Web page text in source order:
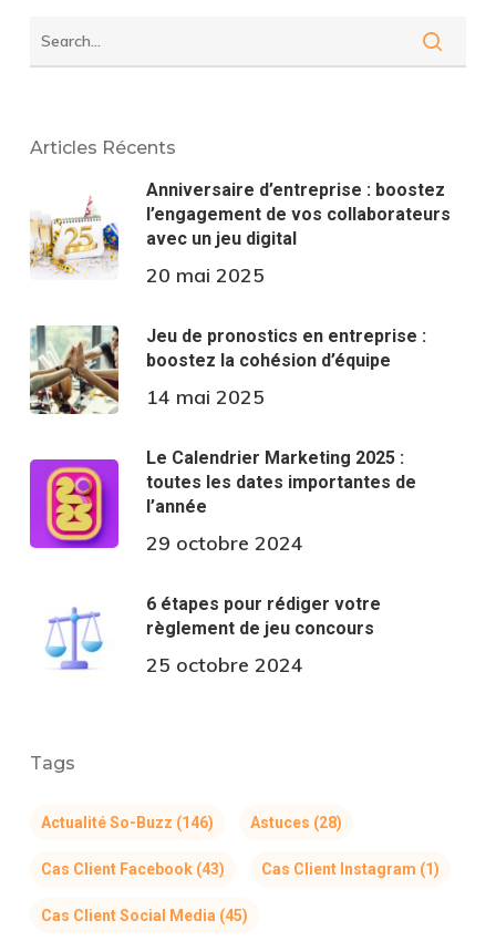
Articles Récents
Anniversaire d’entreprise : boostez
l’engagement de vos collaborateurs
avec un jeu digital
20 mai 2025
Jeu de pronostics en entreprise :
boostez la cohésion d’équipe
14 mai 2025
Le Calendrier Marketing 2025 :
toutes les dates importantes de
l’année
29 octobre 2024
6 étapes pour rédiger votre
règlement de jeu concours
25 octobre 2024
Tags
Actualité So-Buzz (146) Astuces (28)
Cas Client Facebook(43) Cas Client Instagram (1)
Cas Client Social Media (45)